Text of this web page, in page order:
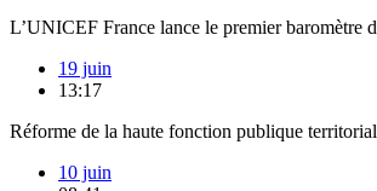
L’UNICEF France lance le premier baromètre
19 juin
13:17
Réforme de la haute fonction publique
10 juin